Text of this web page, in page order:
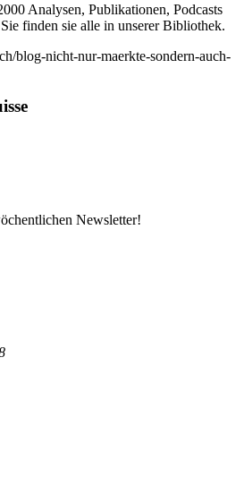
Analysen, Publikationen, Podcasts
finden sie alle in unserer Bibliothek.
blog-nicht-nur-maerkte-sondern-auch-
Newsletter!